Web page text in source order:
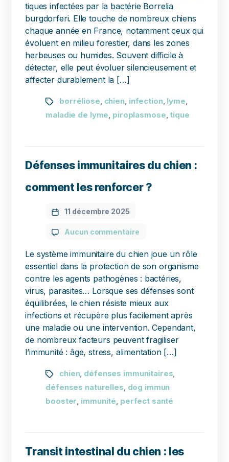
tiques infectées par la bactérie Borrelia
burgdorferi. Elle touche de nombreux chiens
chaque année en France, notamment ceux qui
évoluent en milieu forestier, dans les zones
herbeuses ou humides. Souvent difficile à
détecter, elle peut évoluer silencieusement et
affecter durablement la […]
borréliose chien, infection, lyme
maladie de lyme piroplasmose tique
Défenses immunitaires du chien :
comment les renforcer ?
11 décembre 2025
Aucun commentaire
Le système immunitaire du chien joue un rôle
essentiel dans la protection de son organisme
contre les agents pathogènes : bactéries,
virus, parasites… Lorsque ses défenses sont
équilibrées, le chien résiste mieux aux
infections et récupère plus facilement après
une maladie ou une intervention. Cependant,
de nombreux facteurs peuvent fragiliser
l’immunité : âge, stress, alimentation […]
chien, défenses immunitaires
défenses naturelles dog immun
booster immunité perfect santé
Transit intestinal du chien : les